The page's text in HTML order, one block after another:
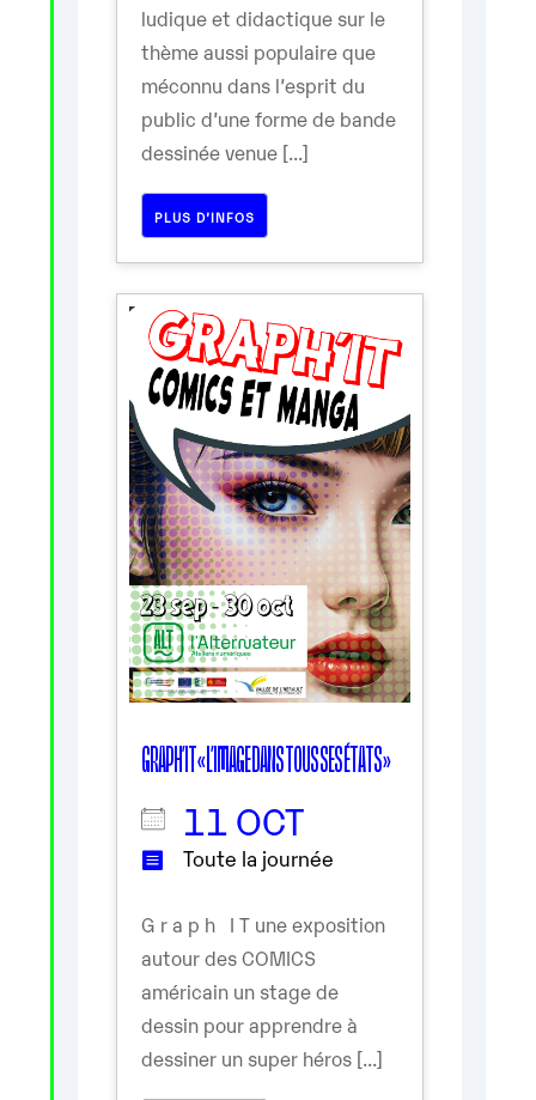
ludique et didactique sur le
thème aussi populaire que
méconnu dans l’esprit du
public d’une forme de bande
dessinée venue [...]
PLUS D’INFOS
GRAPH’IT « L’IMAGE DANS TOUS SES ÉTATS »
11 OCT
Toute la journée
G r a p h I T une exposition
autour des COMICS
américain un stage de
dessin pour apprendre à
dessiner un super héros [...]